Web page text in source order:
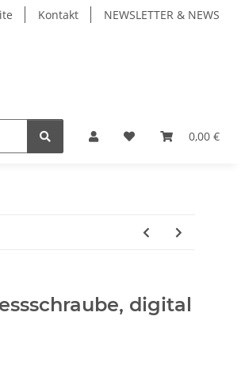
Kontakt NEWSLETTER & NEWS
0,00 €
digital